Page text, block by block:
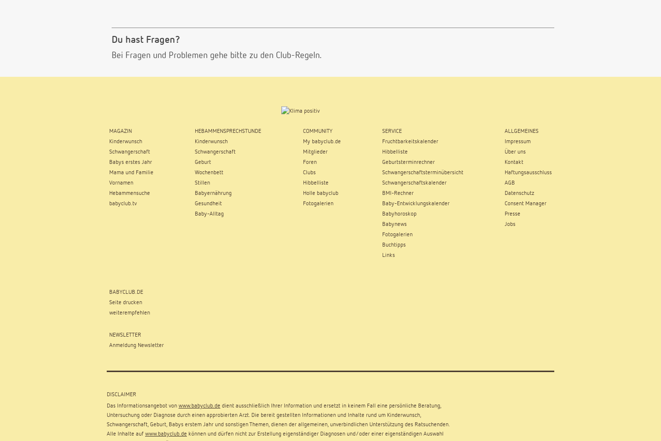
Du hast Fragen?
Bei Fragen und Problemen gehe bitte zu den Club-Regeln.
MAGAZIN
Kinderwunsch
Schwangerschaft
Babys erstes Jahr
Mama und Familie
Vornamen
Hebammensuche
babyclub.tv
HEBAMMENSPRECHSTUNDE
Kinderwunsch
Schwangerschaft
Geburt
Wochenbett
Stillen
Babyernährung
Gesundheit
Baby-Alltag
COMMUNITY
My babyclub.de
Mitglieder
Foren
Clubs
Hibbelliste
Holle babyclub
Fotogalerien
SERVICE
Fruchtbarkeitskalender
Hibbelliste
Geburtsterminrechner
Schwangerschaftsterminübersicht
Schwangerschaftskalender
BMI-Rechner
Baby-Entwicklungskalender
Babyhoroskop
Babynews
Fotogalerien
Buchtipps
Links
ALLGEMEINES
Impressum
Über uns
Kontakt
Haftungsausschluss
AGB
Datenschutz
Consent Manager
Presse
Jobs
BABYCLUB.DE
Seite drucken
weiterempfehlen
NEWSLETTER
Anmeldung Newsletter
DISCLAIMER
Das Informationsangebot von www.babyclub.de dient ausschließlich Ihrer Information und ersetzt in keinem Fall eine persönliche Beratung,
Untersuchung oder Diagnose durch einen approbierten Arzt. Die bereit gestellten Informationen und Inhalte rund um Kinderwunsch,
Schwangerschaft, Geburt, Babys erstem Jahr und sonstigen Themen, dienen der allgemeinen, unverbindlichen Unterstützung des Ratsuchenden.
Alle Inhalte auf www.babyclub.de können und dürfen nicht zur Erstellung eigenständiger Diagnosen und/oder einer eigenständigen Auswahl